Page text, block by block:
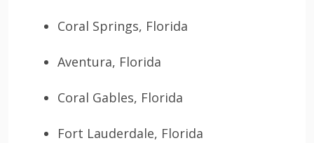
Coral Springs, Florida
Aventura, Florida
Coral Gables, Florida
Fort Lauderdale, Florida